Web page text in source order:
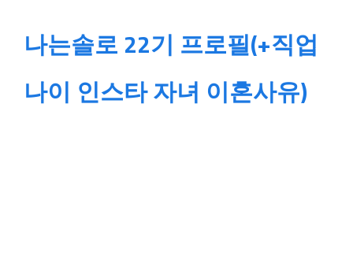
나는솔로 22기 프로필(+직업
나이 인스타 자녀 이혼사유)